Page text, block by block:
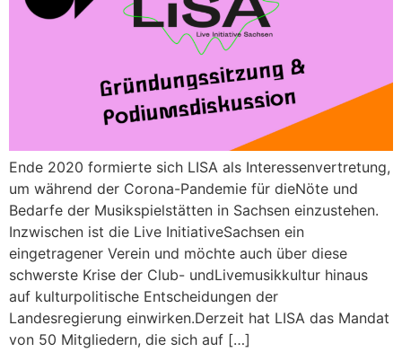
Ende 2020 formierte sich LISA als Interessenvertretung,
um während der Corona-Pandemie für dieNöte und
Bedarfe der Musikspielstätten in Sachsen einzustehen.
Inzwischen ist die Live InitiativeSachsen ein
eingetragener Verein und möchte auch über diese
schwerste Krise der Club- undLivemusikkultur hinaus
auf kulturpolitische Entscheidungen der
Landesregierung einwirken.Derzeit hat LISA das Mandat
von 50 Mitgliedern, die sich auf […]